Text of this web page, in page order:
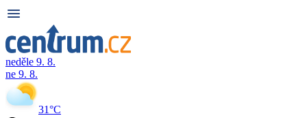
neděle 9. 8.
ne 9. 8.
31°C